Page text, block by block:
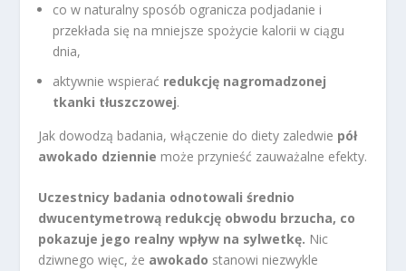
co w naturalny sposób ogranicza podjadanie i
przekłada się na mniejsze spożycie kalorii w ciągu
dnia,
aktywnie wspierać redukcję nagromadzonej
tkanki tłuszczowej.
Jak dowodzą badania, włączenie do diety zaledwie pół
awokado dziennie może przynieść zauważalne efekty.
Uczestnicy badania odnotowali średnio
dwucentymetrową redukcję obwodu brzucha, co
pokazuje jego realny wpływ na sylwetkę. Nic
dziwnego więc, że awokado stanowi niezwykle